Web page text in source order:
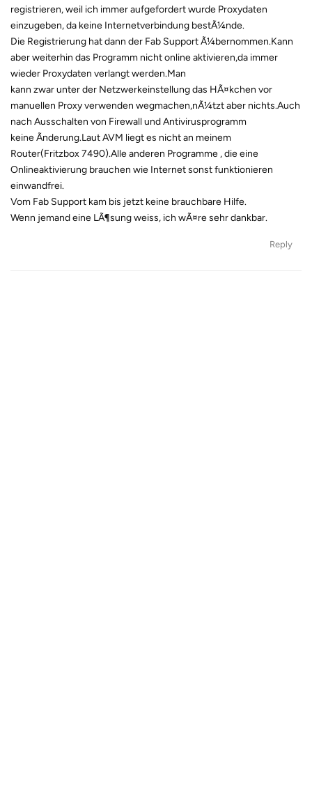
registrieren, weil ich immer aufgefordert wurde Proxydaten
einzugeben, da keine Internetverbindung bestÃ¼nde.
Die Registrierung hat dann der Fab Support Ã¼bernommen.Kann
aber weiterhin das Programm nicht online aktivieren,da immer
wieder Proxydaten verlangt werden.Man
kann zwar unter der Netzwerkeinstellung das HÃ¤kchen vor
manuellen Proxy verwenden wegmachen,nÃ¼tzt aber nichts.Auch
nach Ausschalten von Firewall und Antivirusprogramm
keine Ãnderung.Laut AVM liegt es nicht an meinem
Router(Fritzbox 7490).Alle anderen Programme , die eine
Onlineaktivierung brauchen wie Internet sonst funktionieren
einwandfrei.
Vom Fab Support kam bis jetzt keine brauchbare Hilfe.
Wenn jemand eine LÃ¶sung weiss, ich wÃ¤re sehr dankbar.
Reply